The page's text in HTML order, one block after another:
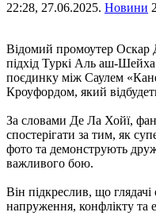
22:28, 27.06.2025. Новини
Відомий промоутер Оскар
підхід Туркі Аль аш-Шейха
поєдинку між Саулем
Кроуфордом, який
За словами Де Ла Хойї,
спостерігати за тим, як
фото та демонструють
важливого бою.
Він підкреслив, що
напруження, конфлікту та